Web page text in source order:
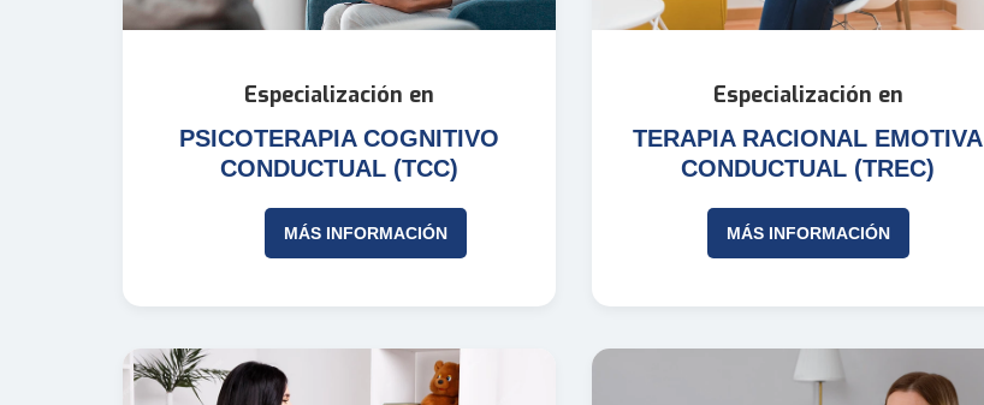
Especialización en
PSICOTERAPIA COGNITIVO
CONDUCTUAL (TCC)
MÁS INFORMACIÓN
Especialización en
TERAPIA RACIONAL EMOTIVA
CONDUCTUAL (TREC)
MÁS INFORMACIÓN